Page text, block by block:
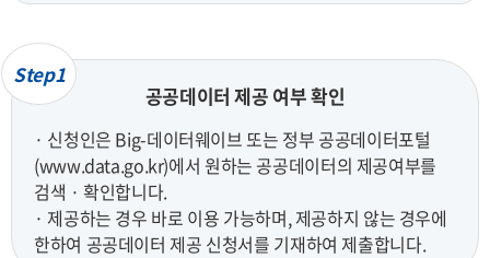
Step1
공공데이터 제공 여부 확인
· 신청인은 Big-데이터웨이브 또는 정부 공공데이터포털
(www.data.go.kr)에서 원하는 공공데이터의 제공여부를
검색 · 확인합니다.
· 제공하는 경우 바로 이용 가능하며, 제공하지 않는 경우에
한하여 공공데이터 제공 신청서를 기재하여 제출합니다.